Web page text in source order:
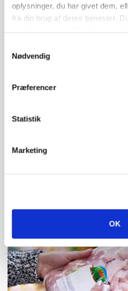
oplysninger, du har givet dem,
fra din brug af deres tjenester.
Nødvendig
Præferencer
Statistik
Marketing
OK
18 montører står klar i